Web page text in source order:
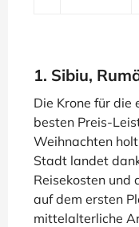
1. Sibiu,
Die Krone für die
besten Preis-
Weihnachten
Stadt landet
Reisekosten und
auf dem ersten
mittelalterliche